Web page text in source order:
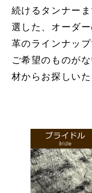
続けるタンナー
選した、オーダ
革のラインナップ
ご希望のものが
材からお探しいた